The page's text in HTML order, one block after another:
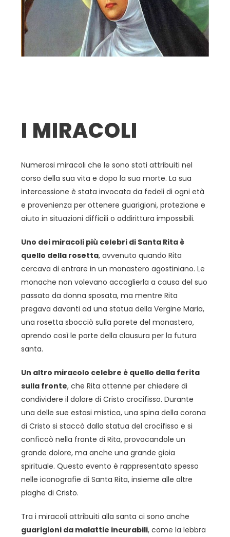
I MIRACOLI
Numerosi miracoli che le sono stati attribuiti nel
corso della sua vita e dopo la sua morte. La sua
intercessione è stata invocata da fedeli di ogni età
e provenienza per ottenere guarigioni, protezione e
aiuto in situazioni difficili o addirittura impossibili.
Uno dei miracoli più celebri di Santa Rita è
quello della rosetta, avvenuto quando Rita
cercava di entrare in un monastero agostiniano. Le
monache non volevano accoglierla a causa del suo
passato da donna sposata, ma mentre Rita
pregava davanti ad una statua della Vergine Maria,
una rosetta sbocciò sulla parete del monastero,
aprendo così le porte della clausura per la futura
santa.
Un altro miracolo celebre è quello della ferita
sulla fronte, che Rita ottenne per chiedere di
condividere il dolore di Cristo crocifisso. Durante
una delle sue estasi mistica, una spina della corona
di Cristo si staccò dalla statua del crocifisso e si
conficcò nella fronte di Rita, provocandole un
grande dolore, ma anche una grande gioia
spirituale. Questo evento è rappresentato spesso
nelle iconografie di Santa Rita, insieme alle altre
piaghe di Cristo.
Tra i miracoli attribuiti alla santa ci sono anche
guarigioni da malattie incurabili, come la lebbra